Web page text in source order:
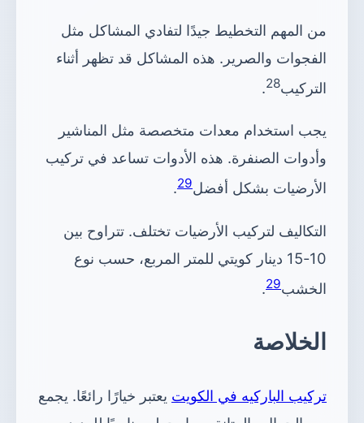
من المهم التخطيط جيدًا لتفادي المشاكل مثل
الفجوات والصرير. هذه المشاكل قد تظهر أثناء
التركيب28
.
يجب استخدام معدات متخصصة مثل المناشير
وأدوات الصنفرة. هذه الأدوات تساعد في تركيب
الأرضيات بشكل أفضل29
.
التكاليف لتركيب الأرضيات تختلف. تتراوح بين
10-15 دينار كويتي للمتر المربع، حسب نوع
الخشب29
.
الخلاصة
تركيب الباركيه في الكويت يعتبر خيارًا رائعًا. يجمع